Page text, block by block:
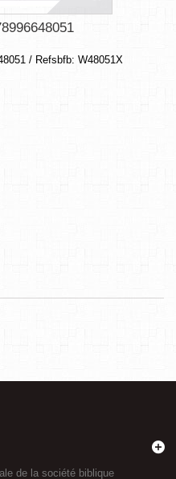
/ Refsbfb: W48051X
de la société biblique